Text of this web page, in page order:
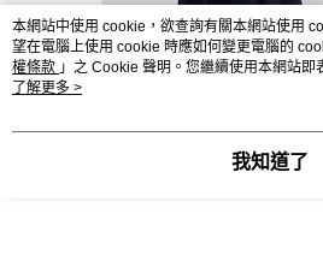
本網站中使用 cookie，欲查詢有關本網站使用
望在電腦上使用 cookie 時應如何變更電腦的
權條款 」之 Cookie 聲明。您繼續使用本網站
用條款之 Cookie 聲明使用 cookie。
了解更多 >
我知道了